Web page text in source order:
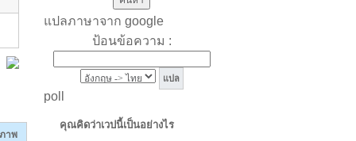
าพ
แปลภาษาจาก google
ป้อนข้อความ :
poll
คุณคิดว่าเวปนี้เป็นอย่างไร